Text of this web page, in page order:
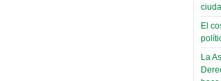
El
La